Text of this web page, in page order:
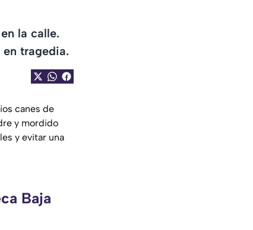
la calle.
tragedia.
canes de
y mordido
y evitar una
Baja